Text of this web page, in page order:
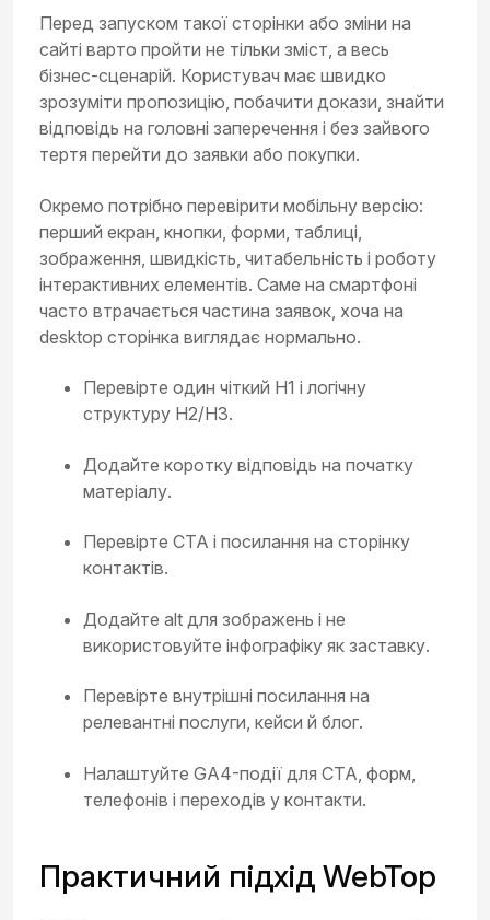
Перед запуском такої сторінки або зміни на
сайті варто пройти не тільки зміст, а весь
бізнес-сценарій. Користувач має швидко
зрозуміти пропозицію, побачити докази, знайти
відповідь на головні заперечення і без зайвого
тертя перейти до заявки або покупки.
Окремо потрібно перевірити мобільну версію:
перший екран, кнопки, форми, таблиці,
зображення, швидкість, читабельність і роботу
інтерактивних елементів. Саме на смартфоні
часто втрачається частина заявок, хоча на
desktop сторінка виглядає нормально.
Перевірте один чіткий H1 і логічну
структуру H2/H3.
Додайте коротку відповідь на початку
матеріалу.
Перевірте CTA і посилання на сторінку
контактів.
Додайте alt для зображень і не
використовуйте інфографіку як заставку.
Перевірте внутрішні посилання на
релевантні послуги, кейси й блог.
Налаштуйте GA4-події для CTA, форм,
телефонів і переходів у контакти.
Практичний підхід WebTop